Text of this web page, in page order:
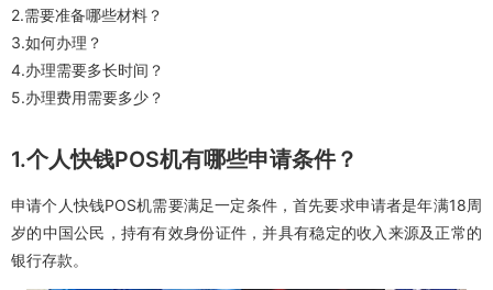
2.需要准备哪些材料？
3.如何办理？
4.办理需要多长时间？
5.办理费用需要多少？
1.个人快钱POS机有哪些申请条件？
申请个人快钱POS机需要满足一定条件，首先要求申请者是年满18周
岁的中国公民，持有有效身份证件，并具有稳定的收入来源及正常的
银行存款。